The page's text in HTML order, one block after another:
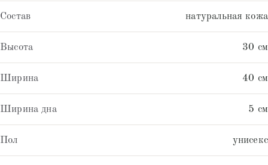
Состав натуральная кожа
Высота 30 см
Ширина 40 см
Ширина дна 5 см
Пол унисекс